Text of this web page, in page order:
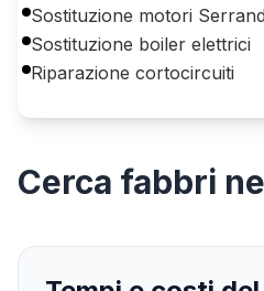
Sostituzione motori
Sostituzione boiler elettrici
Riparazione cortocircuiti
Cerca fabbri